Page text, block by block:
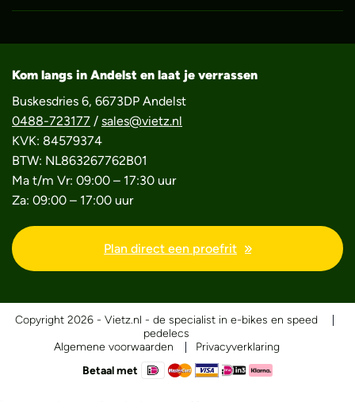
Kom langs in Andelst en laat je verrassen
Buskesdries 6, 6673DP Andelst
0488-723177 / sales@vietz.nl
KVK: 84579374
BTW: NL863267762B01
Ma t/m Vr: 09:00 – 17:30 uur
Za: 09:00 – 17:00 uur
Plan direct een proefrit
Copyright 2026 - Vietz.nl - de specialist in e-bikes en speed
pedelecs
Algemene voorwaarden
Privacyverklaring
Betaal met